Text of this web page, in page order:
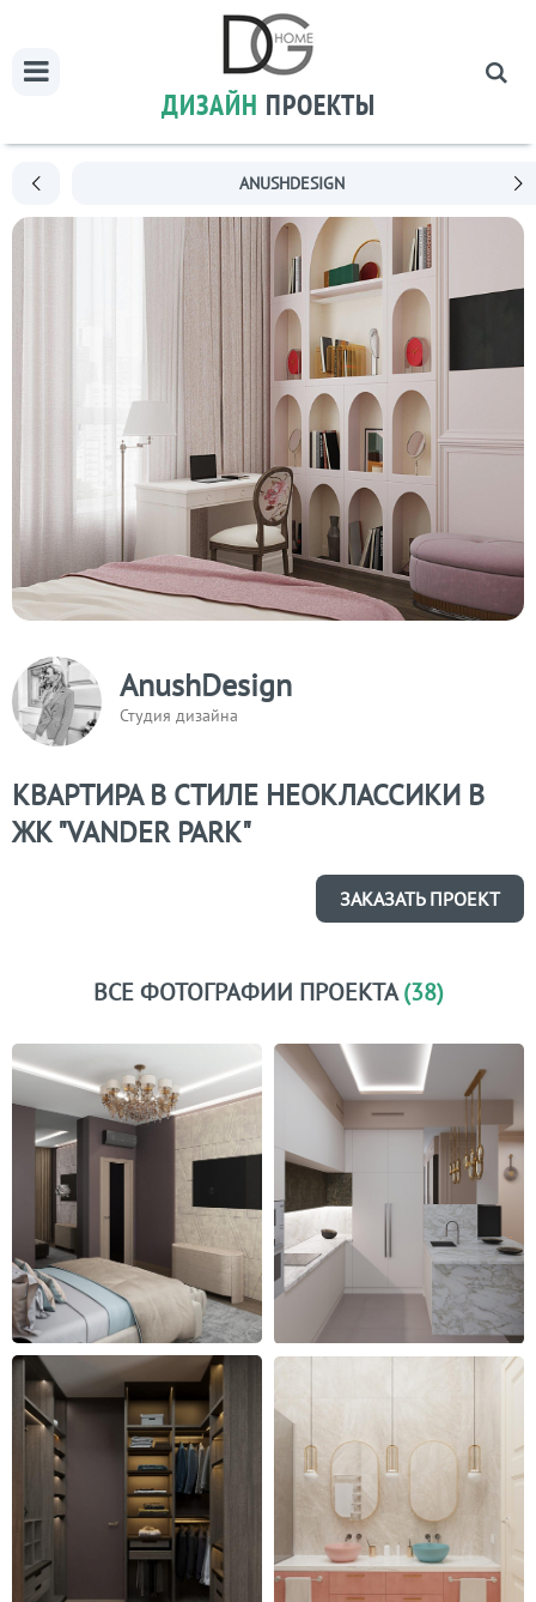
ДИЗАЙН ПРОЕКТЫ
ANUSHDESIGN
AnushDesign
Студия дизайна
КВАРТИРА В СТИЛЕ НЕОКЛАССИКИ В
ЖК "VANDER PARK"
ЗАКАЗАТЬ ПРОЕКТ
ВСЕ ФОТОГРАФИИ ПРОЕКТА(38)